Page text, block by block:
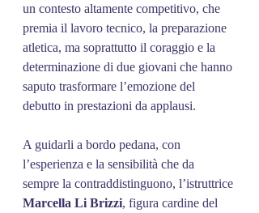
un contesto altamente competitivo, che
premia il lavoro tecnico, la preparazione
atletica, ma soprattutto il coraggio e la
determinazione di due giovani che hanno
saputo trasformare l’emozione del
debutto in prestazioni da applausi.
A guidarli a bordo pedana, con
l’esperienza e la sensibilità che da
sempre la contraddistinguono, l’istruttrice
Marcella Li Brizzi, figura cardine del